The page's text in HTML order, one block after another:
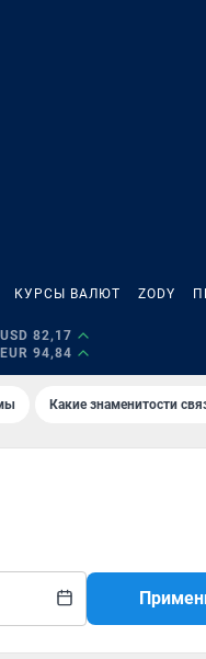
КУРСЫ ВАЛЮТ ZODY
USD 82,17
EUR 94,84
Какие знаменитости